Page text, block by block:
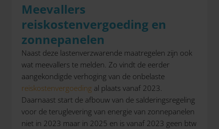
Meevallers
reiskostenvergoeding en
zonnepanelen
Naast deze lastenverzwarende maatregelen zijn ook
wat meevallers te melden. Zo vindt de eerder
aangekondigde verhoging van de onbelaste
reiskostenvergoeding al plaats vanaf 2023.
Daarnaast start de afbouw van de salderingsregeling
voor de teruglevering van energie van zonnepanelen
niet in 2023 maar in 2025 en is vanaf 2023 geen btw